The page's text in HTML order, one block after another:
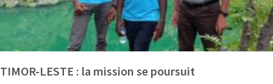
TIMOR-LESTE : la mission se poursuit